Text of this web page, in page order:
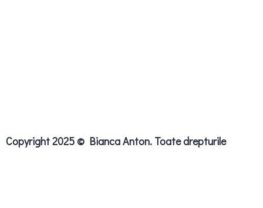
Copyright 2025 © Bianca Anton. Toate drepturile